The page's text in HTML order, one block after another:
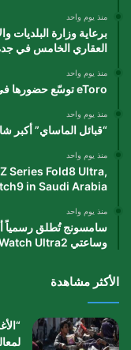
منذ يوم واحد
برعاية وزارة
العقاري الخامس في
منذ يوم واحد
eToro توسّع حضورها في الفورمولا 1 عبر شراكة مع بيير غاسلي
منذ يوم واحد
“قبائل الماساي” أكبر
منذ يوم واحد
Series Fold8 Ultra,
in Saudi Arabia
منذ يوم واحد
وساعتي Watch Ultra2 و Watch9 في السعودية
الأكثر مشاهدة